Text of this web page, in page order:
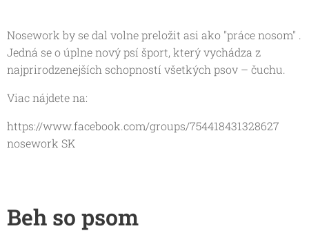
Nosework by se dal volne preložit asi ako "práce nosom" .
Jedná se o úplne nový psí šport, který vychádza z
najprirodzenejších schopností všetkých psov – čuchu.
Viac nájdete na:
https://www.facebook.com/groups/754418431328627
nosework SK
Beh so psom